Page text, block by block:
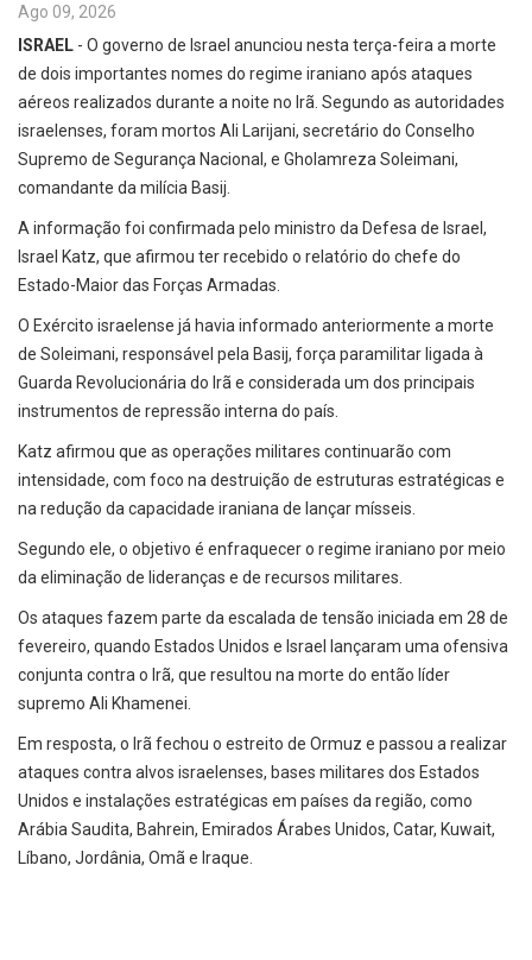
Ago 09, 2026
ISRAEL - O governo de Israel anunciou nesta terça-feira a morte
de dois importantes nomes do regime iraniano após ataques
aéreos realizados durante a noite no Irã. Segundo as autoridades
israelenses, foram mortos Ali Larijani, secretário do Conselho
Supremo de Segurança Nacional, e Gholamreza Soleimani,
comandante da milícia Basij.
A informação foi confirmada pelo ministro da Defesa de Israel,
Israel Katz, que afirmou ter recebido o relatório do chefe do
Estado-Maior das Forças Armadas.
O Exército israelense já havia informado anteriormente a morte
de Soleimani, responsável pela Basij, força paramilitar ligada à
Guarda Revolucionária do Irã e considerada um dos principais
instrumentos de repressão interna do país.
Katz afirmou que as operações militares continuarão com
intensidade, com foco na destruição de estruturas estratégicas e
na redução da capacidade iraniana de lançar mísseis.
Segundo ele, o objetivo é enfraquecer o regime iraniano por meio
da eliminação de lideranças e de recursos militares.
Os ataques fazem parte da escalada de tensão iniciada em 28 de
fevereiro, quando Estados Unidos e Israel lançaram uma ofensiva
conjunta contra o Irã, que resultou na morte do então líder
supremo Ali Khamenei.
Em resposta, o Irã fechou o estreito de Ormuz e passou a realizar
ataques contra alvos israelenses, bases militares dos Estados
Unidos e instalações estratégicas em países da região, como
Arábia Saudita, Bahrein, Emirados Árabes Unidos, Catar, Kuwait,
Líbano, Jordânia, Omã e Iraque.